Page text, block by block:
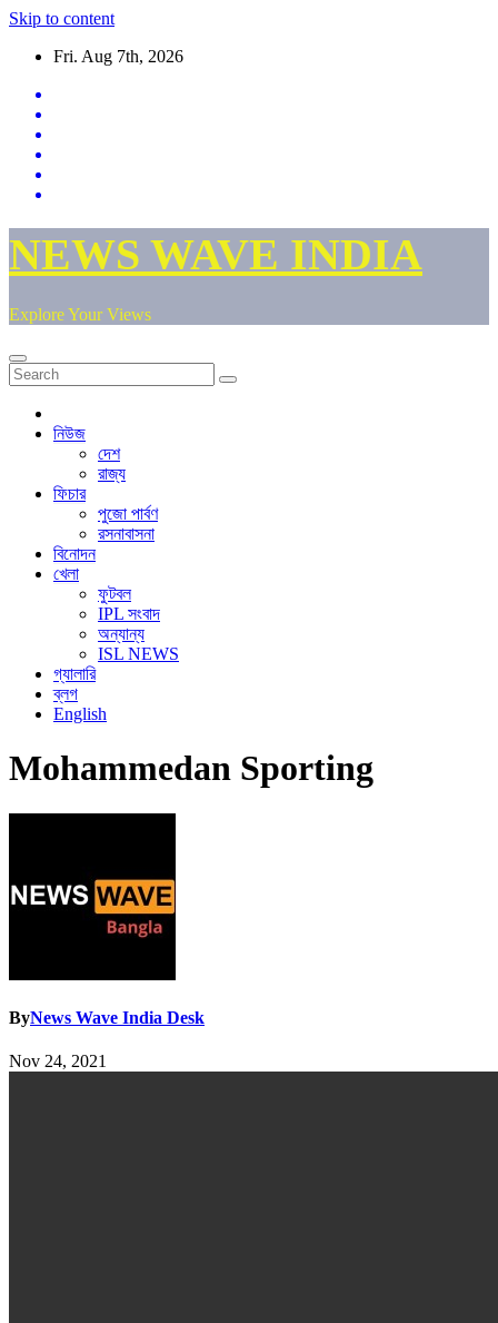
Skip to content
Fri. Aug 7th, 2026
NEWS WAVE INDIA
Explore Your Views
নিউজ
দেশ
রাজ্য
ফিচার
পুজো পার্বণ
রসনাবাসনা
বিনোদন
খেলা
ফুটবল
IPL সংবাদ
অন্যান্য
ISL NEWS
গ্যালারি
ব্লগ
English
Mohammedan Sporting
ByNews Wave India Desk
Nov 24, 2021